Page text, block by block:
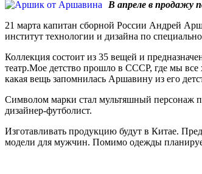
В апреле в продажу
21 марта капитан сборной России Андрей
институт технологии и дизайна по
Коллекция состоит из 35 вещей и
театр.Мое детство прошло в СССР, где мы все
какая вещь запомнилась Аршавину из его
Символом марки стал мультяшный персонаж
дизайнер-футболист.
Изготавливать продукцию будут в Китае.
модели для мужчин. Помимо одежды